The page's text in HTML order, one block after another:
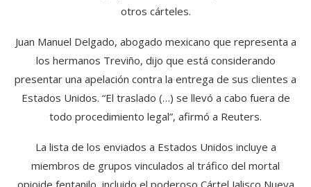
otros cárteles.
Juan Manuel Delgado, abogado mexicano que representa a
los hermanos Treviño, dijo que está considerando
presentar una apelación contra la entrega de sus clientes a
Estados Unidos. “El traslado (…) se llevó a cabo fuera de
todo procedimiento legal”, afirmó a Reuters.
La lista de los enviados a Estados Unidos incluye a
miembros de grupos vinculados al tráfico del mortal
opioide fentanilo, incluido el poderoso Cártel Jalisco Nueva